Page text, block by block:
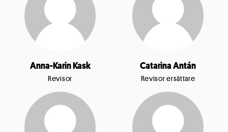
Anna-Karin Kask
Revisor
Catarina Antán
Revisor ersättare